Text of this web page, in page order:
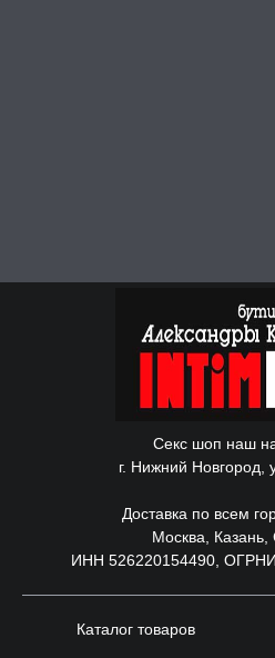
Секс шоп наш
г. Нижний Новгород,
Доставка по всем
Москва, Казань,
ИНН 526220154490,
Каталог товаров